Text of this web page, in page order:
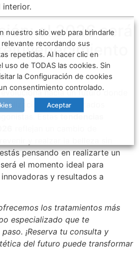
interior.
el 2026 será
hacia un futuro donde
y los resultados
pensando en realizarte un
el momento ideal para
y resultados a
los tratamientos más
especializado que te
¡Reserva tu consulta y
del futuro puede transformar
nuestro sitio web para brindarle
recordando sus
repetidas. Al hacer clic en
uso de TODAS las cookies. Sin
la Configuración de cookies
consentimiento controlado.
Aceptar